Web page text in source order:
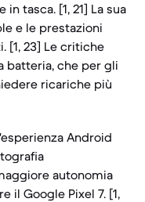
tasca. [1, 21] La sua
e le prestazioni
[1, 23] Le critiche
batteria, che per gli
ricariche più
Android
autonomia
il Google Pixel 7. [1,